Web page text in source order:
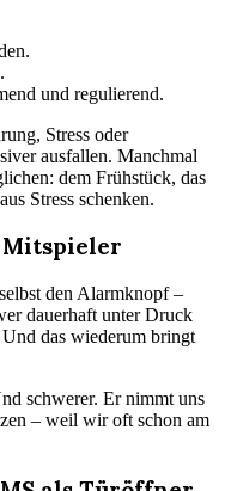
und regulierend.
Stress oder
ausfallen. Manchmal
dem Frühstück, das
Stress schenken.
Mitspieler
den Alarmknopf –
dauerhaft unter Druck
das wiederum bringt
schwerer. Er nimmt uns
– weil wir oft schon am